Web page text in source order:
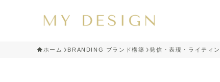
ホーム BRANDING ブランド構築 発信・表現・ライティ